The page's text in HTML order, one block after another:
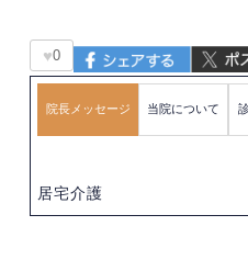
♥0
院長メッセージ 当院について
居宅介護